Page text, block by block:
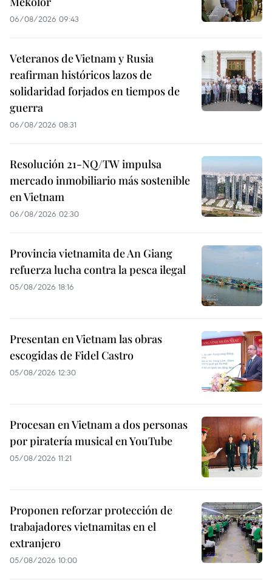
06/08/2026 09:43
Veteranos de Vietnam y Rusia
reafirman históricos lazos de
solidaridad forjados en tiempos de
guerra
06/08/2026 08:31
Resolución 21-NQ/TW impulsa
mercado inmobiliario más sostenible
en Vietnam
06/08/2026 02:30
Provincia vietnamita de An Giang
refuerza lucha contra la pesca ilegal
05/08/2026 18:16
Presentan en Vietnam las obras
escogidas de Fidel Castro
05/08/2026 12:30
Procesan en Vietnam a dos personas
por piratería musical en YouTube
05/08/2026 11:21
Proponen reforzar protección de
trabajadores vietnamitas en el
extranjero
05/08/2026 10:00